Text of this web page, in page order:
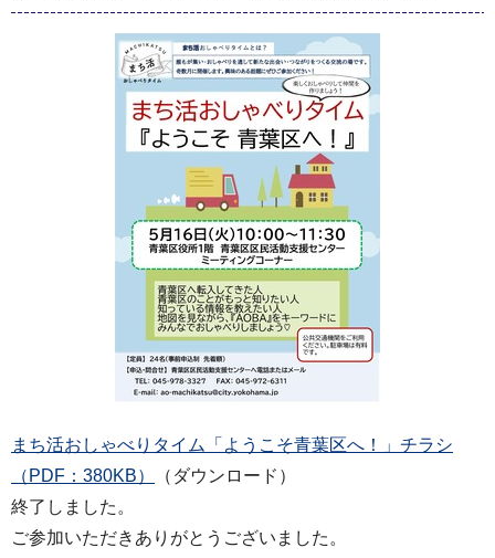
まち活おしゃべりタイム「ようこそ青葉区へ！」チラシ
（PDF：380KB）
（ダウンロード）
終了しました。
ご参加いただきありがとうございました。